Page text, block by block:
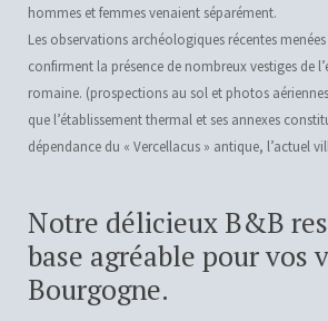
hommes et femmes venaient séparément.
Les observations archéologiques récentes
confirment la présence de nombreux vestiges de
romaine. (prospections au sol et photos
que l’établissement thermal et ses annexes
dépendance du « Vercellacus » antique, l’actuel
Notre délicieux B&B
base agréable pour vos
Bourgogne.